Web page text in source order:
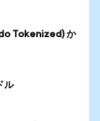
Tokenized) か
ル